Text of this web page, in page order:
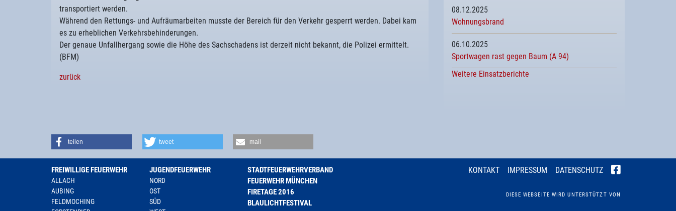
transportiert werden.
Während den Rettungs- und Aufräumarbeiten musste der Bereich für den Verkehr gesperrt werden. Dabei kam
es zu erheblichen Verkehrsbehinderungen.
Der genaue Unfallhergang sowie die Höhe des Sachschadens ist derzeit nicht bekannt, die Polizei ermittelt.
(BFM)
zurück
08.12.2025
Wohnungsbrand
06.10.2025
Sportwagen rast gegen Baum (A 94)
Weitere Einsatzberichte
teilen tweet mail
FREIWILLIGE FEUERWEHR
ALLACH
AUBING
FELDMOCHING
JUGENDFEUERWEHR
NORD
OST
SÜD
STADTFEUERWEHRVERBAND
FEUERWEHR MÜNCHEN
FIRETAGE 2016
BLAULICHTFESTIVAL
KONTAKT IMPRESSUM DATENSCHUTZ
DIESE WEBSEITE WIRD UNTERSTÜTZT VON